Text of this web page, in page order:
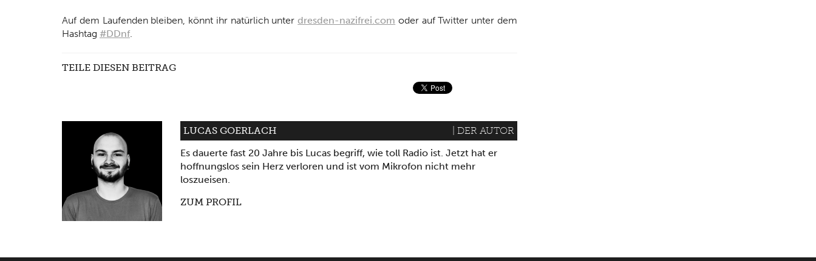
Lautstärke
Auf dem Laufenden bleiben, könnt ihr natürlich unterdresden-nazifrei.com oder auf Twitter unter dem
Hashtag #DDnf.
TEILE DIESEN BEITRAG
LUCAS GOERLACH
| DER AUTOR
Es dauerte fast 20 Jahre bis Lucas begriff, wie toll Radio ist. Jetzt hat er
hoffnungslos sein Herz verloren und ist vom Mikrofon nicht mehr
loszueisen.
ZUM PROFIL